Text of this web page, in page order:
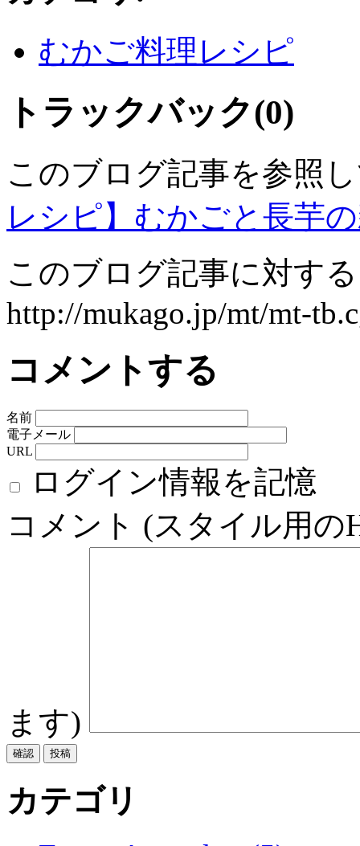
むかご料理レシピ
トラックバック(0)
このブログ記事を参照
レシピ】むかごと長芋
このブログ記事に対す
http://mukago.jp/mt/mt-
コメントする
名前
電子メール
URL
ログイン情報を記憶
コメント (スタイル用
ます)
カテゴリ